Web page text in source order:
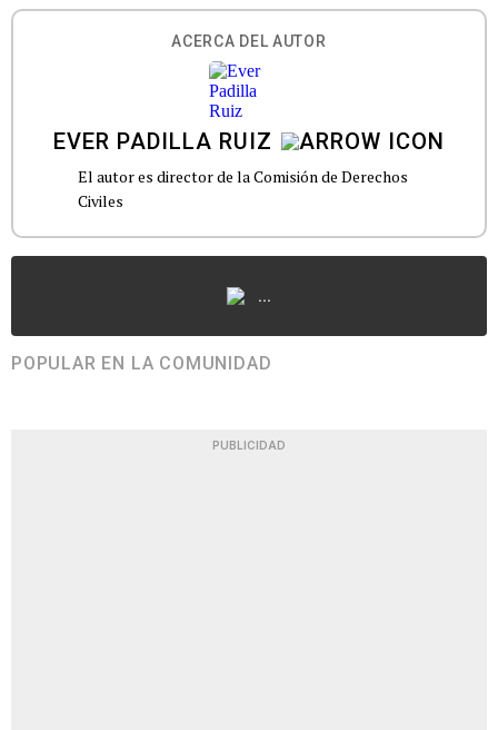
ACERCA DEL AUTOR
EVER PADILLA RUIZ
El autor es director de la Comisión de Derechos
Civiles
...
POPULAR EN LA COMUNIDAD
PUBLICIDAD